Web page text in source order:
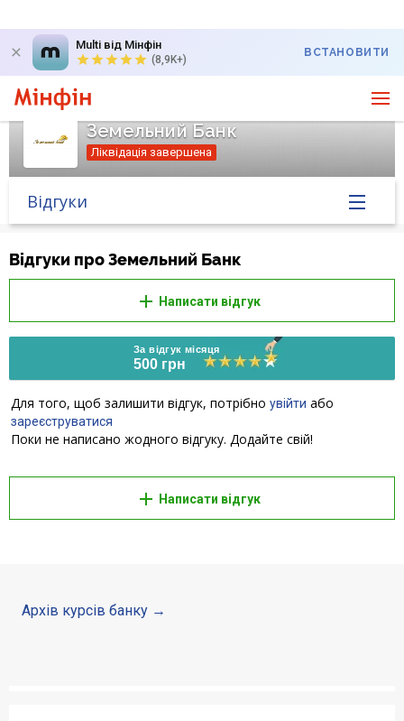
Multi від Мінфін
(8,9K+)
ВСТАНОВИТИ
Земельний Банк
Ліквідація завершена
Питання банку
Відгуки
Відгуки
Кредити для бізнеса
Картки
Счета для бизнеса
Відгуки про Земельний Банк
За відгук місяця
500 грн
Написати відгук
Для того, щоб залишити відгук, потрібно увійти або
зареєструватися
Поки не написано жодного відгуку. Додайте свій!
Написати відгук
Архів курсів банку